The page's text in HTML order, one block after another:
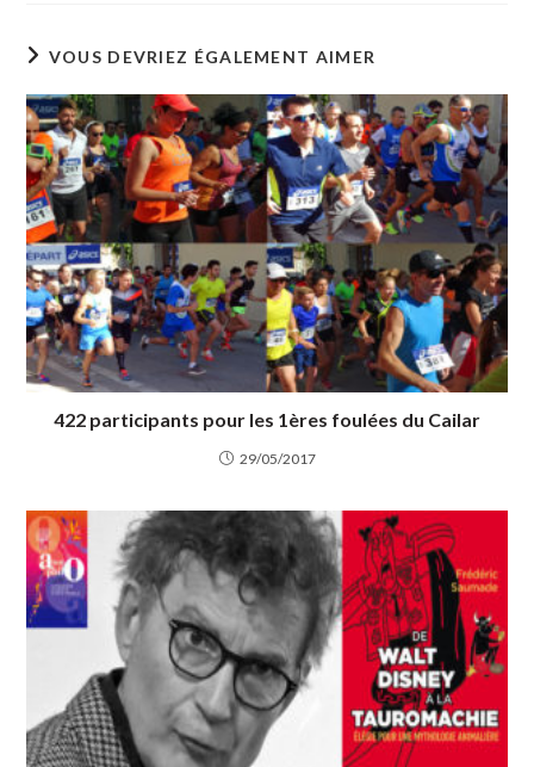
VOUS DEVRIEZ ÉGALEMENT AIMER
422 participants pour les 1ères foulées du Cailar
29/05/2017